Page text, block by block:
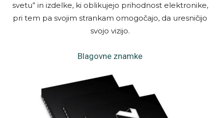
svetu” in izdelke, ki oblikujejo prihodnost elektronike,
pri tem pa svojim strankam omogočajo, da uresničijo
svojo vizijo.
Blagovne znamke